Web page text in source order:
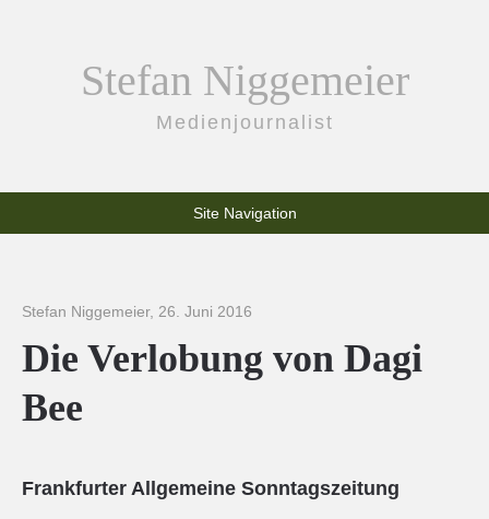
Stefan Niggemeier
Medienjournalist
Site Navigation
Stefan Niggemeier, 26. Juni 2016
Die Verlobung von Dagi
Bee
Frankfurter Allgemeine Sonntagszeitung